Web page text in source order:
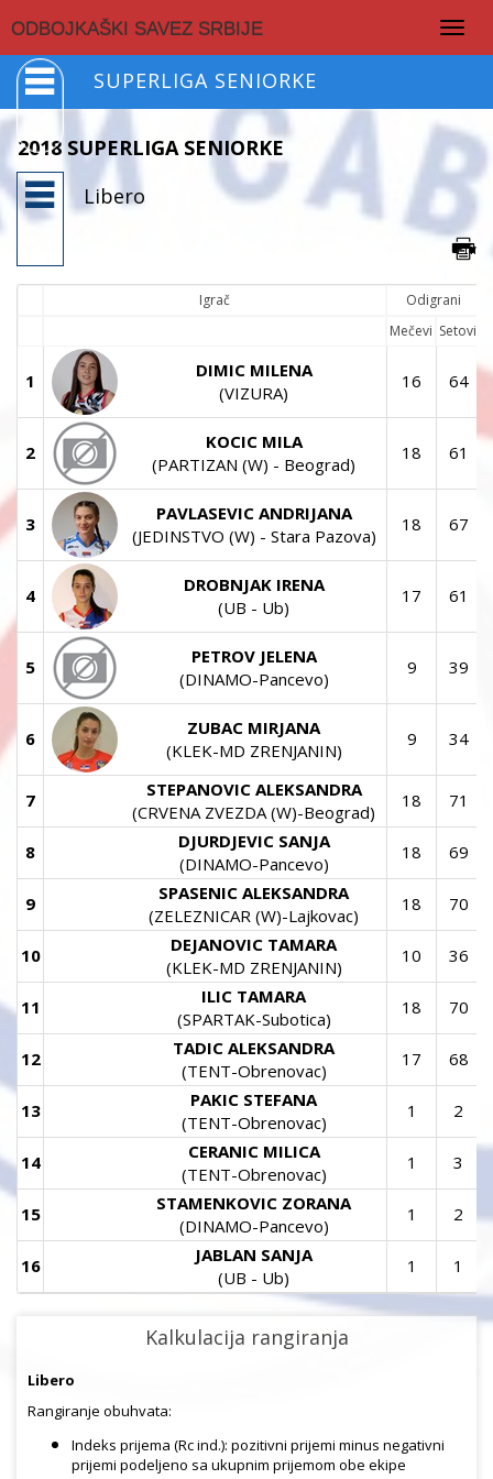
ODBOJKAŠKI SAVEZ SRBIJE
SUPERLIGA SENIORKE
2018 SUPERLIGA SENIORKE
Libero
Igrač
Odigrani
Mečevi Setovi
1
DIMIC MILENA
(VIZURA)
16 64
2
KOCIC MILA
(PARTIZAN (W) - Beograd)
18 61
3
PAVLASEVIC ANDRIJANA
(JEDINSTVO (W) - Stara Pazova)
18 67
4
DROBNJAK IRENA
(UB - Ub)
17 61
5
PETROV JELENA
(DINAMO-Pancevo)
9 39
6
ZUBAC MIRJANA
(KLEK-MD ZRENJANIN)
9 34
7
STEPANOVIC ALEKSANDRA
(CRVENA ZVEZDA (W)-Beograd)
18 71
8
DJURDJEVIC SANJA
(DINAMO-Pancevo)
18 69
9
SPASENIC ALEKSANDRA
(ZELEZNICAR (W)-Lajkovac)
18 70
10
DEJANOVIC TAMARA
(KLEK-MD ZRENJANIN)
10 36
11
ILIC TAMARA
(SPARTAK-Subotica)
18 70
12
TADIC ALEKSANDRA
(TENT-Obrenovac)
17 68
13
PAKIC STEFANA
(TENT-Obrenovac)
1 2
14
CERANIC MILICA
(TENT-Obrenovac)
1 3
15
STAMENKOVIC ZORANA
(DINAMO-Pancevo)
1 2
16
JABLAN SANJA
(UB - Ub)
1 1
Kalkulacija rangiranja
Libero
Rangiranje obuhvata:
Indeks prijema (Rc ind.): pozitivni prijemi minus negativni
prijemi podeljeno sa ukupnim prijemom obe ekipe